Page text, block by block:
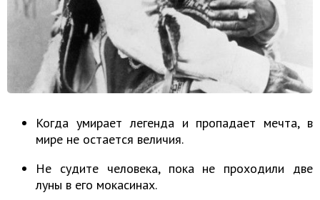
Когда умирает легенда и пропадает мечта, в
мире не остается величия.
Не судите человека, пока не проходили две
луны в его мокасинах.